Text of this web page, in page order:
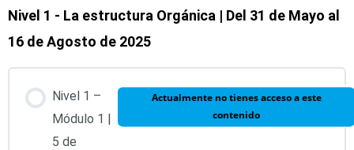
Contenido de la Lección
0% COMPLETADO 0/1 pasos
Grabación de la introducción al Diplomado
Nivel 1 - La estructura Orgánica | Del 31 de Mayo al
16 de Agosto de 2025
Nivel 1 –
Módulo 1 |
5 de
Actualmente no tienes acceso a este
contenido